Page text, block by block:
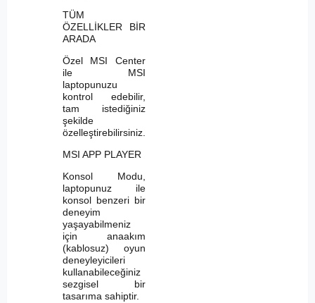
TÜM
ÖZELLİKLER BİR
ARADA
Özel MSI Center
ile MSI
laptopunuzu
kontrol edebilir,
tam istediğiniz
şekilde
özelleştirebilirsiniz.
MSI APP PLAYER
Konsol Modu,
laptopunuz ile
konsol benzeri bir
deneyim
yaşayabilmeniz
için anaakım
(kablosuz) oyun
deneyleyicileri
kullanabileceğiniz
sezgisel bir
tasarıma sahiptir.